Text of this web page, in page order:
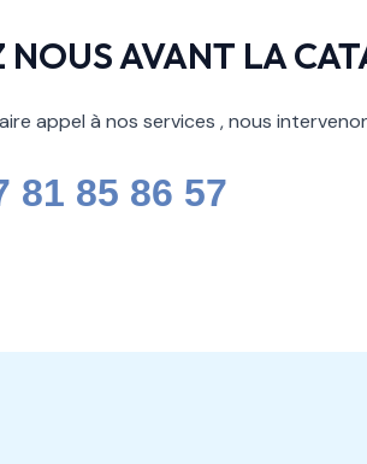
AVANT LA
appel à nos services , nous
81 85 86 57